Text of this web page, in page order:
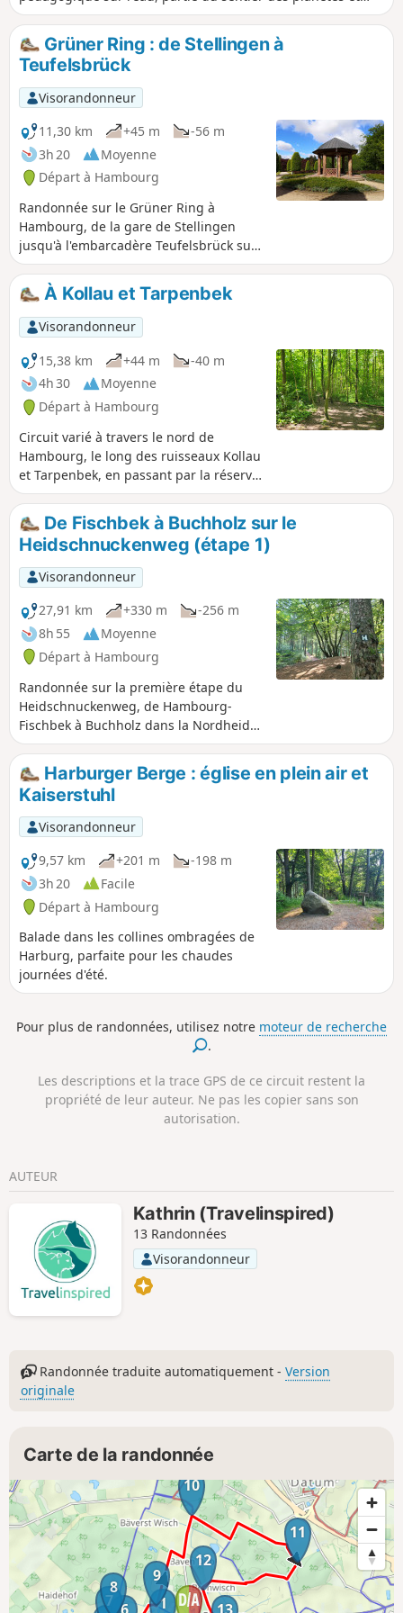
station ornithologique NABU. On y rencontre souvent des
moutons en liberté.
Grüner Ring : de Stellingen à
Teufelsbrück
Visorandonneur
11,30 km
+45 m
-56 m
3h 20
Moyenne
Départ à Hambourg
Randonnée sur le Grüner Ring à
Hambourg, de la gare de Stellingen
jusqu'à l'embarcadère Teufelsbrück sur
l'Elbe. Parmi les points forts de la visite,
on peut citer l'immense Volkspark avec
ses beaux jardins, ainsi que le Derby
Park et le Wesselhöftpark.
À Kollau et Tarpenbek
Visorandonneur
15,38 km
+44 m
-40 m
4h 30
Moyenne
Départ à Hambourg
Circuit varié à travers le nord de
Hambourg, le long des ruisseaux Kollau
et Tarpenbek, en passant par la réserve
animalière de Niendorf et l'aéroport de
Hambourg.
De Fischbek à Buchholz sur le
Heidschnuckenweg (étape 1)
Visorandonneur
27,91 km
+330 m
-256 m
8h 55
Moyenne
Départ à Hambourg
Randonnée sur la première étape du
Heidschnuckenweg, de Hambourg-
Fischbek à Buchholz dans la Nordheide.
La randonnée traverse la lande de
Fischbek, puis des forêts, des prairies et
des champs jusqu'à Buchholz.
Harburger Berge : église en plein air et
Kaiserstuhl
Visorandonneur
9,57 km
+201 m
-198 m
3h 20
Facile
Départ à Hambourg
Balade dans les collines ombragées de
Harburg, parfaite pour les chaudes
journées d'été.
Pour plus de randonnées, utilisez notre moteur de recherche
.
Les descriptions et la trace GPS de ce circuit restent la
propriété de leur auteur. Ne pas les copier sans son
autorisation.
AUTEUR
Kathrin (Travelinspired)
13 Randonnées
Visorandonneur
Randonnée traduite automatiquement -Version
originale
Carte de la randonnée
1
6
7
8
9
10
11
12
13